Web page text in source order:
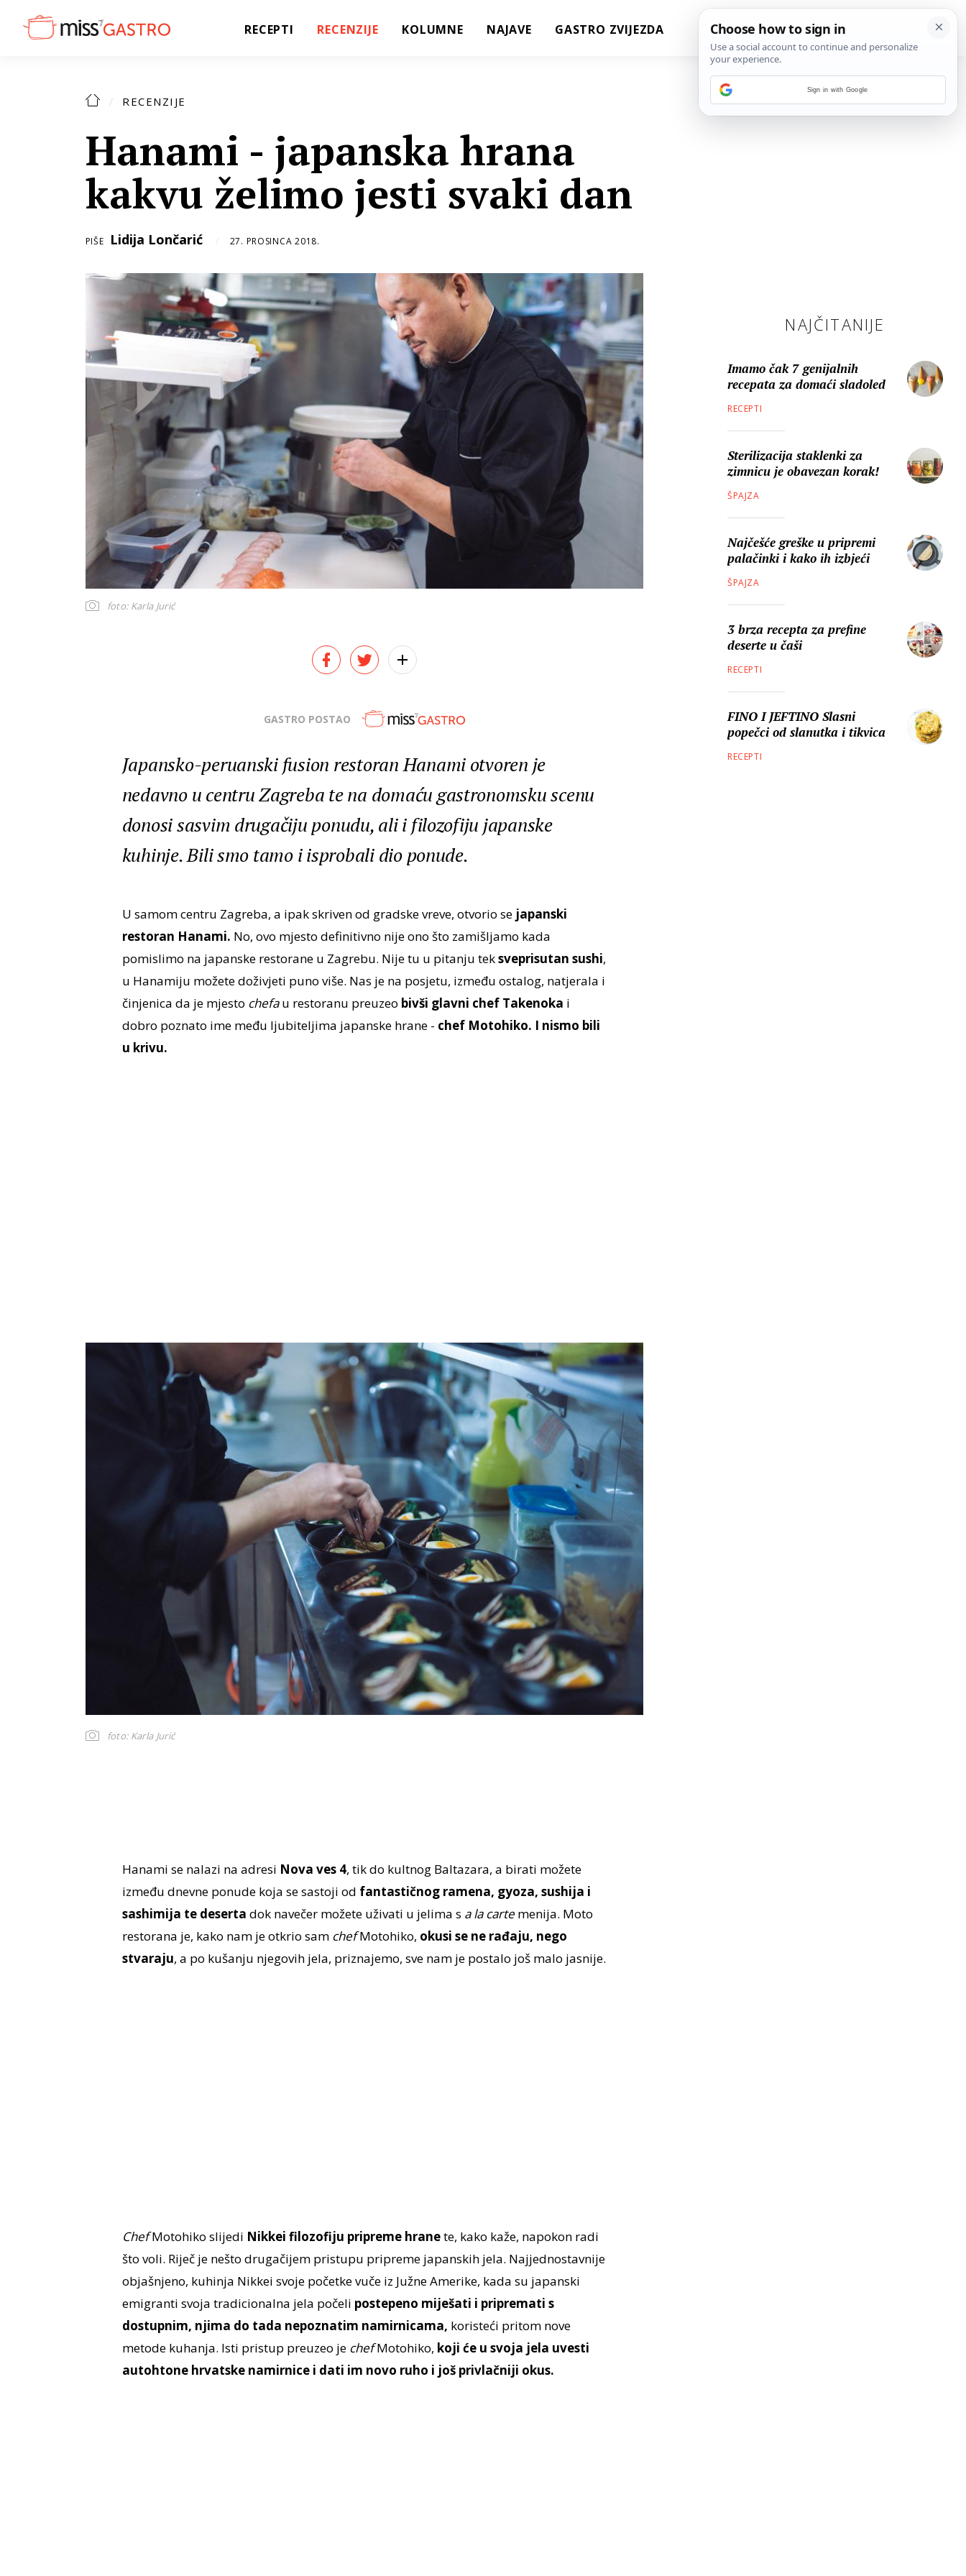
RECEPTI RECENZIJE KOLUMNE NAJAVE GASTRO ZVIJEZDA
RECENZIJE
Hanami - japanska hrana
kakvu želimo jesti svaki dan
PIŠE Lidija Lončarić 27. PROSINCA 2018.
foto: Karla Jurić
GASTRO POSTAO
Japansko-peruanski fusion restoran Hanami otvoren je
nedavno u centru Zagreba te na domaću gastronomsku scenu
donosi sasvim drugačiju ponudu, ali i filozofiju japanske
kuhinje. Bili smo tamo i isprobali dio ponude.
U samom centru Zagreba, a ipak skriven od gradske vreve, otvorio se japanski
restoran Hanami. No, ovo mjesto definitivno nije ono što zamišljamo kada
pomislimo na japanske restorane u Zagrebu. Nije tu u pitanju teksveprisutan sushi,
u Hanamiju možete doživjeti puno više. Nas je na posjetu, između ostalog, natjerala i
činjenica da je mjesto chefau restoranu preuzeo bivši glavni chef Takenoka i
dobro poznato ime među ljubiteljima japanske hrane - chef Motohiko. I nismo bili
u krivu.
foto: Karla Jurić
Hanami se nalazi na adresi Nova ves 4, tik do kultnog Baltazara, a birati možete
između dnevne ponude koja se sastoji od fantastičnog ramena, gyoza, sushija i
sashimija te deserta dok navečer možete uživati u jelima s a la cartemenija. Moto
restorana je, kako nam je otkrio sam chefMotohiko, okusi se ne rađaju, nego
stvaraju, a po kušanju njegovih jela, priznajemo, sve nam je postalo još malo jasnije.
ChefMotohiko slijedi Nikkei filozofiju pripreme hranete, kako kaže, napokon radi
što voli. Riječ je nešto drugačijem pristupu pripreme japanskih jela. Najjednostavnije
objašnjeno, kuhinja Nikkei svoje početke vuče iz Južne Amerike, kada su japanski
emigranti svoja tradicionalna jela počeli postepeno miješati i pripremati s
dostupnim, njima do tada nepoznatim namirnicama, koristeći pritom nove
metode kuhanja. Isti pristup preuzeo je chefMotohiko, koji će u svoja jela uvesti
autohtone hrvatske namirnice i dati im novo ruho i još privlačniji okus.
NAJČITANIJE
Imamo čak 7 genijalnih
recepata za domaći sladoled
RECEPTI
Sterilizacija staklenki za
zimnicu je obavezan korak!
ŠPAJZA
Najčešće greške u pripremi
palačinki i kako ih izbjeći
ŠPAJZA
3 brza recepta za prefine
deserte u čaši
RECEPTI
FINO I JEFTINO Slasni
popečci od slanutka i tikvica
RECEPTI
Sign in with Google